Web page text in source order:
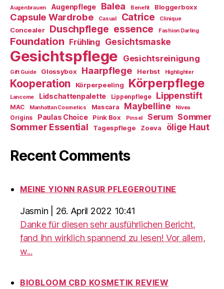
Augenbrauen Augenpflege Balea Benefit Bloggerboxx
Capsule Wardrobe Casual Catrice Clinique
Concealer Duschpflege essence Fashion Darling
Foundation Frühling Gesichtsmaske
Gesichtspflege Gesichtsreinigung
Gift Guide Glossybox Haarpflege Herbst Highlighter
Kooperation Körperpeeling Körperpflege
Lancome Lidschattenpalette Lippenpflege Lippenstift
MAC Manhattan Cosmetics Mascara Maybelline Nivea
Origins Paulas Choice Pink Box Pinsel Serum Sommer
Sommer Essential Tagespflege Zoeva ölige Haut
Recent Comments
MEINE YIONN RASUR PFLEGEROUTINE
Jasmin
26. April 2022 10:41
Danke für diesen sehr ausführlichen Bericht,
fand ihn wirklich spannend zu lesen! Vor allem,
w...
BIOBLOOM CBD KOSMETIK REVIEW